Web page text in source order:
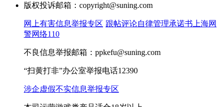
版权投诉邮箱：copyright@suning.com
跟帖评论自律管理承诺书
网上有害信息举报专区
上海网
警网络110
不良信息举报邮箱：ppkefu@suning.com
“扫黄打非”办公室举报电话12390
涉企虚假不实信息举报专区